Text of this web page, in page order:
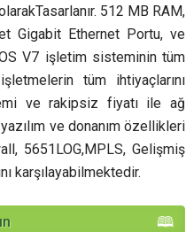
512 MB RAM,
Gigabit Ethernet Portu, ve
V7 işletim sisteminin tüm
tüm ihtiyaçlarını
ve rakipsiz fiyatı ile ağ
ve donanım özellikleri
5651LOG,MPLS, Gelişmiş
karşılayabilmektedir.